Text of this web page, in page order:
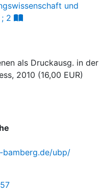
und
2
als Druckausg. in
2010 (16,00 EUR)
ubp/